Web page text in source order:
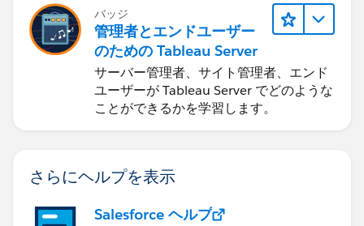
バッジ
管理者とエンドユーザー
のための Tableau Server
サーバー管理者、サイト管理者、エンド
ユーザーが Tableau Server でどのような
ことができるかを学習します。
さらにヘルプを表示
Salesforce ヘルプ